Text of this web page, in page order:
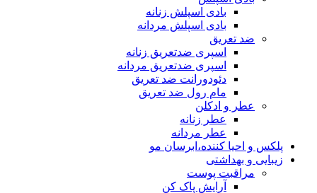
بادی اسپلش زنانه
بادی اسپلش مردانه
ضد تعریق
اسپری ضدتعریق زنانه
اسپری ضدتعریق مردانه
دئودورانت ضد تعریق
مام رول ضد تعریق
عطر و ادکلن
عطر زنانه
عطر مردانه
پلکس و احیا کننده،ابرسان مو
زیبایی و بهداشتی
مراقبت پوست
آرایش پاک کن